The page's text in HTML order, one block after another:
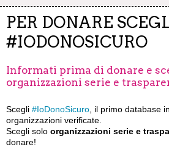
PER DONARE
#IODONOSICURO
Informati prima di donare e
organizzazioni serie e
Scegli #IoDonoSicuro il primo database
organizzazioni verificate.
Scegli solo organizzazioni serie e
donare!